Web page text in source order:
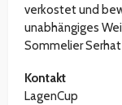
verkostet und
unabhängiges
Sommelier
Kontakt
LagenCup